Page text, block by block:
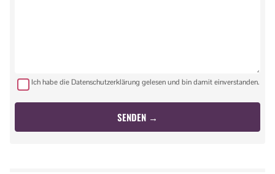
Ich habe die Datenschutzerklärung gelesen und bin damit einverstanden.